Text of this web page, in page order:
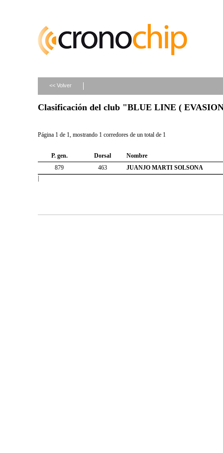
<< Volver
Clasificación del club "BLUE LINE (
Página 1 de 1, mostrando 1 corredores de un total de 1
P. gen. Dorsal
Nombre
879
463
JUANJO MARTI SOLSONA
|